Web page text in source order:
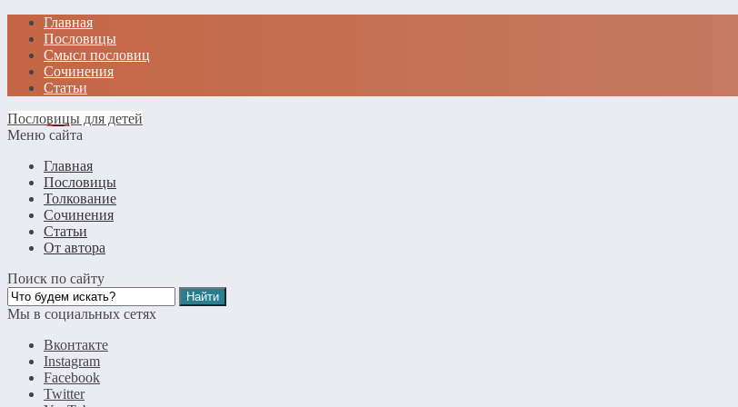
Главная
Пословицы
Смысл пословиц
Сочинения
Статьи
Пословицы для детей
Меню сайта
Главная
Пословицы
Толкование
Сочинения
Статьи
От автора
Поиск по сайту
Мы в социальных сетях
Вконтакте
Instagram
Facebook
Twitter